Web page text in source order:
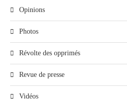
Opinions
Photos
Révolte des opprimés
Revue de presse
Vidéos